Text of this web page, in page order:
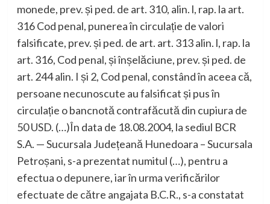
monede, prev. și ped. de art. 310, alin. l, rap. la art.
316 Cod penal, punerea în circulație de valori
falsificate, prev. și ped. de art. art. 313 alin. l, rap. la
art. 316, Cod penal, și înșelăciune, prev. și ped. de
art. 244 alin. I și 2, Cod penal, constând în aceea că,
persoane necunoscute au falsificat și pus în
circulație o bancnotă contrafăcută din cupiura de
50 USD. (…)În data de 18.08.2004, la sediul BCR
S.A. — Sucursala Județeană Hunedoara – Sucursala
Petroșani, s-a prezentat numitul (…), pentru a
efectua o depunere, iar în urma verificărilor
efectuate de către angajata B.C.R., s-a constatat